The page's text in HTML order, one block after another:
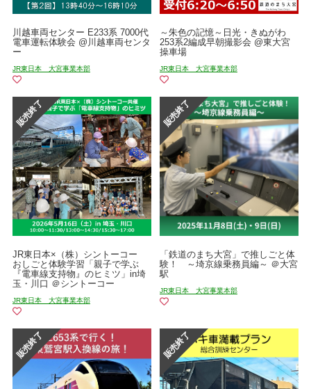
川越車両センター E233系 7000代
電車運転体験会 @川越車両センタ
ー
JR東日本 大宮事業本部
～朱色の記憶～日光・きぬがわ
253系2編成早朝撮影会 @東大宮
操車場
JR東日本 大宮事業本部
JR東日本×（株）シントーコー
おしごと体験学習「親子で学ぶ
『電車線支持物』のヒミツ」in埼
玉・川口 ＠シントーコー
JR東日本 大宮事業本部
「鉄道のまち大宮」で推しごと体
験！ ～埼京線乗務員編～ ＠大宮
駅
JR東日本 大宮事業本部